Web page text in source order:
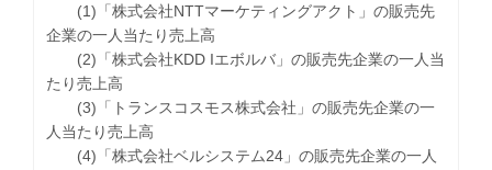
(1)「株式会社NTTマーケティングアクト」の販売先
企業の一人当たり売上高
(2)「株式会社KDD Iエボルバ」の販売先企業の一人当
たり売上高
(3)「トランスコスモス株式会社」の販売先企業の一
人当たり売上高
(4)「株式会社ベルシステム24」の販売先企業の一人